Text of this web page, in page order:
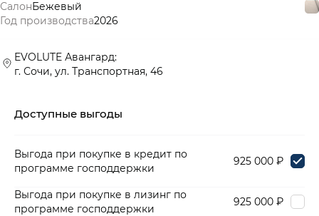
СалонБежевый
Год производства2026
EVOLUTE Авангард:
г. Сочи, ул. Транспортная, 46
Доступные выгоды
Выгода при покупке в кредит по
программе господдержки
925 000 ₽
Выгода при покупке в лизинг по
программе господдержки
925 000 ₽